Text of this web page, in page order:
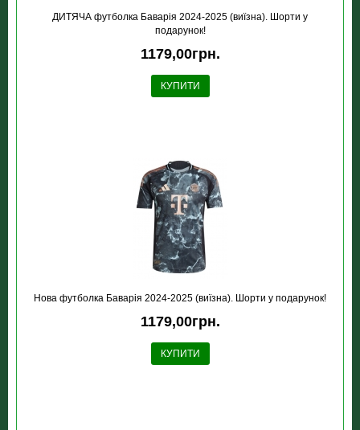
ДИТЯЧА футболка Баварія 2024-2025 (виїзна). Шорти у
подарунок!
1179,00грн.
КУПИТИ
Нова футболка Баварія 2024-2025 (виїзна). Шорти у подарунок!
1179,00грн.
КУПИТИ